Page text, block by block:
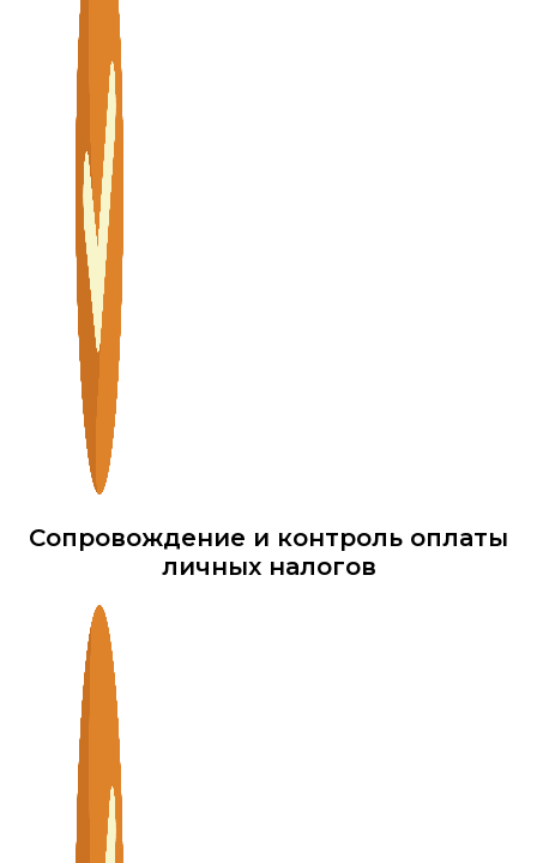
Сопровождение и контроль оплаты
личных налогов